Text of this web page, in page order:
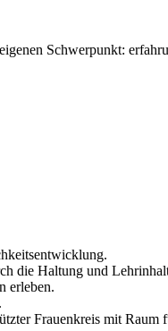
Schwerpunkt:
die Haltung und
erleben.
Frauenkreis mit Raum